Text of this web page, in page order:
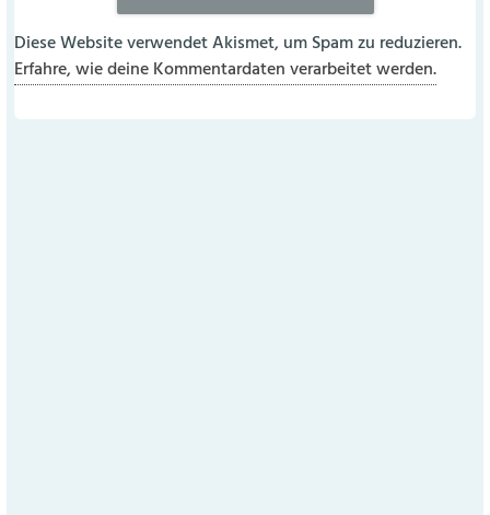
Diese Website verwendet Akismet, um Spam zu reduzieren.
Erfahre, wie deine Kommentardaten verarbeitet werden.